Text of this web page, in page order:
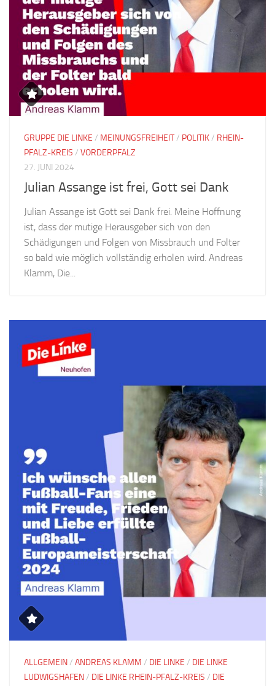
GRUPPE DIE LINKE / MEINUNGSFREIHEIT/ POLITIK/ RHEIN-
PFALZ-KREIS / VORDERPFALZ
27. JUNI 2024
Julian Assange ist frei, Gott sei Dank
Julian Assange ist Gott sei Dank frei. Meine Hoffnung
ist, dass der mutige Herausgeber sich von den
Schädigungen und Folgen von Missbrauch und Folter
so bald wie möglich vollständig erholen wird. Andreas
Klamm, Die...
ALLGEMEIN/ ANDREAS KLAMM / DIE LINKE / DIE LINKE
LUDWIGSHAFEN/ DIE LINKE RHEIN-PFALZ-KREIS / DIE